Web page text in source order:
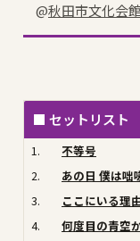
@秋田市文化会
■ セットリスト
1.
不等号
2.
あの日 僕は咄
3.
ここにいる理
4.
何度目の青空